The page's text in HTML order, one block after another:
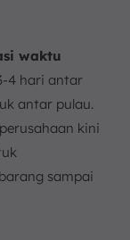
waktu
4 hari antar
antar pulau.
kini
sampai